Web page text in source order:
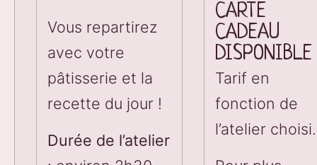
Vous repartirez
avec votre
pâtisserie et la
recette du jour !
Durée de l’atelier
CARTE
CADEAU
DISPONIBLE
Tarif en
fonction de
l’atelier choisi.